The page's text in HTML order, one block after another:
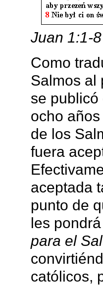
Juan 1:1-
Como
Salmos al
se
ocho
de los
fuera
aceptada
punto de
les
para el
católicos,